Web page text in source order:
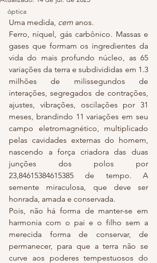
óptica
Uma medida, cem anos.
Ferro, níquel, gás carbônico. Massas e
gases que formam os ingredientes da
vida do mais profundo núcleo, as 65
variações da terra e subdivididas em 1.3
milhões de milissegundos de
interações, segregados de contrações,
ajustes, vibrações, oscilações por 31
meses, brandindo 11 variações em seu
campo eletromagnético, multiplicado
pelas cavidades externas do homem,
nascendo a força criadora das duas
junções dos polos por
23,84615384615385 de tempo. A
semente miraculosa, que deve ser
honrada, amada e conservada.
Pois, não há forma de manter-se em
harmonia com o pai e o filho sem a
merecida forma de conservar, de
permanecer, para que a terra não se
curve aos poderes tempestuosos do